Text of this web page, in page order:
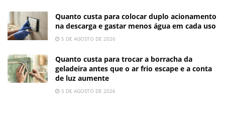
Quanto custa para colocar duplo acionamento
na descarga e gastar menos água em cada uso
5 DE AGOSTO DE 2026
Quanto custa para trocar a borracha da
geladeira antes que o ar frio escape e a conta
de luz aumente
5 DE AGOSTO DE 2026